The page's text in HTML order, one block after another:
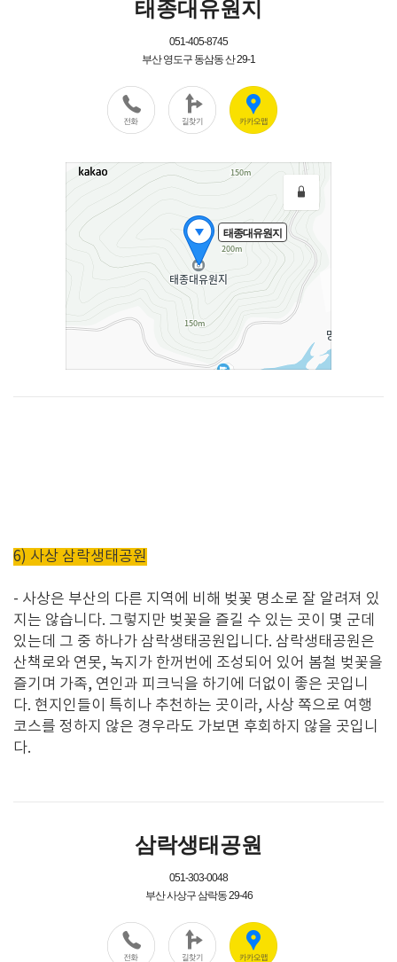
6) 사상 삼락생태공원
- 사상은 부산의 다른 지역에 비해 벚꽃 명소로 잘 알려져 있
지는 않습니다. 그렇지만 벚꽃을 즐길 수 있는 곳이 몇 군데
있는데 그 중 하나가 삼락생태공원입니다. 삼락생태공원은
산책로와 연못, 녹지가 한꺼번에 조성되어 있어 봄철 벚꽃을
즐기며 가족, 연인과 피크닉을 하기에 더없이 좋은 곳입니
다. 현지인들이 특히나 추천하는 곳이라, 사상 쪽으로 여행
코스를 정하지 않은 경우라도 가보면 후회하지 않을 곳입니
다.